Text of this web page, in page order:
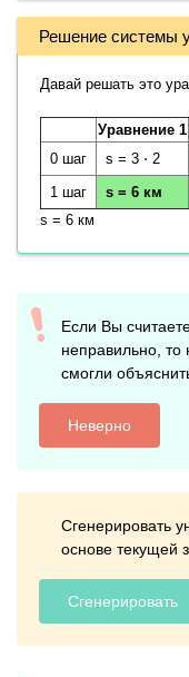
Решение системы
Давай решать это
Уравнение 1
0 шаг
s = 3 ⋅ 2
1 шаг
s = 6 км
s = 6 км
Если Вы
неправильно, то
смогли
Неверно
Сгенерировать
основе текущей
Сгенерировать